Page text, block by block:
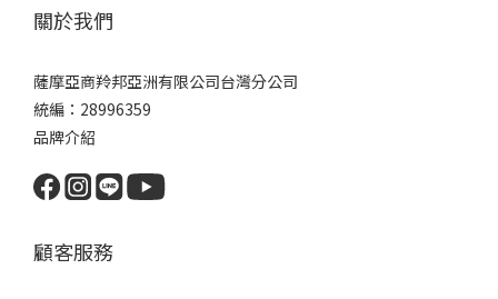
關於我們
薩摩亞商羚邦亞洲有限公司台灣分公司
統編：28996359
品牌介紹
顧客服務